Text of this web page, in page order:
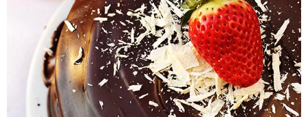
Posiłki
Zdrowo i fit
Kuchnie świata